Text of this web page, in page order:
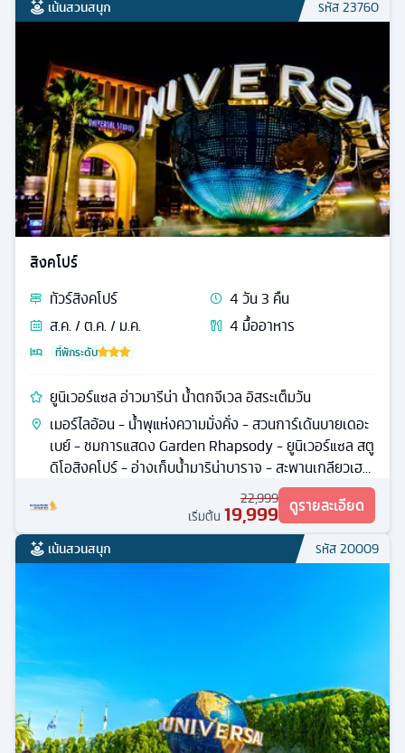
เน้นสวนสนุก รหัส23760
สิงคโปร์
ทัวร์สิงคโปร์ 4วัน3 คืน
ส.ค. / ต.ค. / ม.ค.
4 มื้ออาหาร
ที่พักระดับ
ยูนิเวอร์แซล อ่าวมารีน่า น้ำตกจีเวล อิสระเต็มวัน
เมอร์ไลอ้อน - น้ำพุแห่งความมั่งคั่ง - สวนการ์เด้นบายเดอะ
เบย์ - ชมการแสดง Garden Rhapsody - ยูนิเวอร์แซล สตู
ดิโอสิงคโปร์ - อ่างเก็บน้ำมาริน่าบาราจ - สะพานเกลียวเฮ
22,999
เริ่มต้น 19,999 ดูรายละเอียด
เน้นสวนสนุก รหัส20009